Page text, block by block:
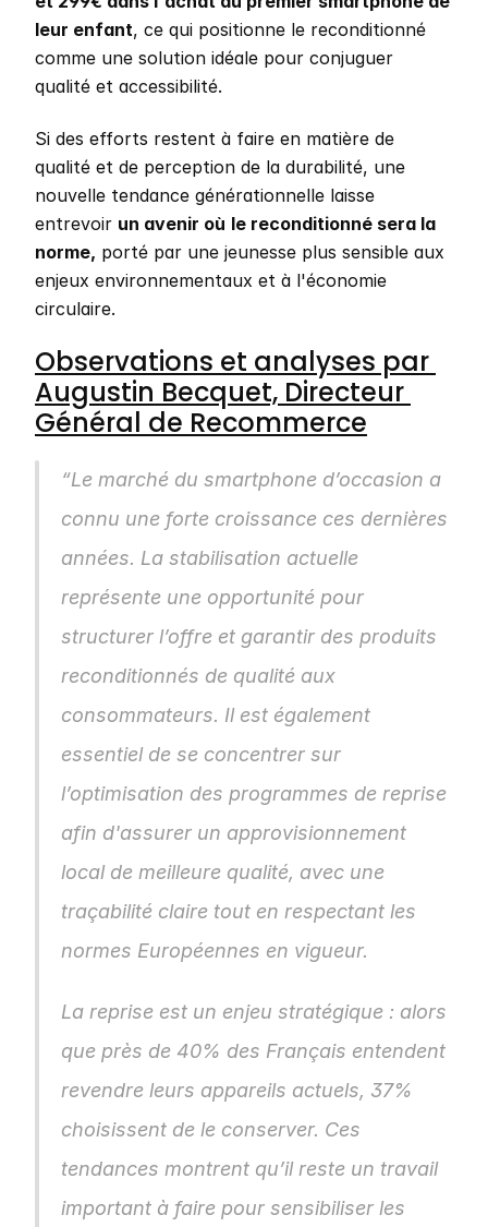
leur enfant, ce qui positionne le reconditionné
comme une solution idéale pour conjuguer
qualité et accessibilité.
Si des efforts restent à faire en matière de
qualité et de perception de la durabilité, une
nouvelle tendance générationnelle laisse
entrevoir un avenir où le reconditionné sera la
norme, porté par une jeunesse plus sensible aux
enjeux environnementaux et à l'économie
circulaire.
Observations et analyses par
Augustin Becquet, Directeur
Général de Recommerce
“Le marché du smartphone d’occasion a
connu une forte croissance ces dernières
années. La stabilisation actuelle
représente une opportunité pour
structurer l’offre et garantir des produits
reconditionnés de qualité aux
consommateurs. Il est également
essentiel de se concentrer sur
l’optimisation des programmes de reprise
afin d'assurer un approvisionnement
local de meilleure qualité, avec une
traçabilité claire tout en respectant les
normes Européennes en vigueur.
La reprise est un enjeu stratégique : alors
que près de 40% des Français entendent
revendre leurs appareils actuels, 37%
choisissent de le conserver. Ces
tendances montrent qu’il reste un travail
important à faire pour sensibiliser les